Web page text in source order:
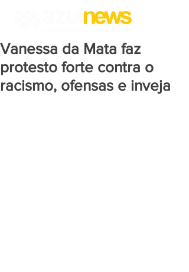
Vanessa da Mata faz
protesto forte contra o
racismo, ofensas e inveja